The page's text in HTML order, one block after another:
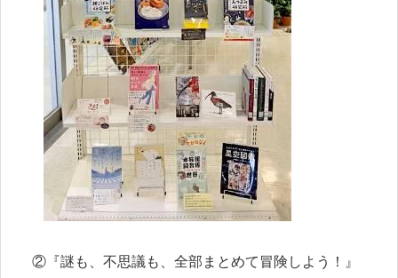
②『謎も、不思議も、全部まとめて冒険しよう！』